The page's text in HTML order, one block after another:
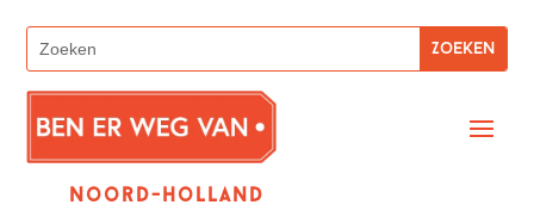
Noord-holland